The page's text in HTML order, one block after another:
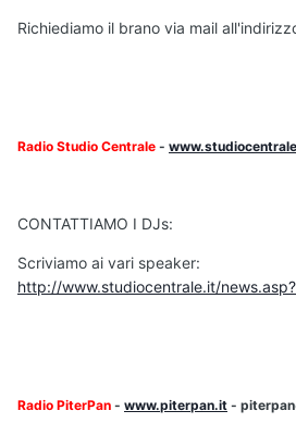
Richiediamo il brano via mail
Radio Studio Centrale -
CONTATTIAMO I DJs:
Scriviamo ai vari speaker:
http://www.studiocentrale.it/
Radio PiterPan - www.piterpan.it -